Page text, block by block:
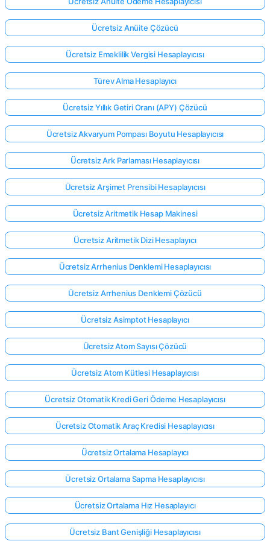
Ücretsiz Anüite Çözücü
Ücretsiz Emeklilik Vergisi Hesaplayıcısı
Türev Alma Hesaplayıcı
Ücretsiz Yıllık Getiri Oranı (APY) Çözücü
Ücretsiz Akvaryum Pompası Boyutu Hesaplayıcısı
Ücretsiz Ark Parlaması Hesaplayıcısı
Ücretsiz Arşimet Prensibi Hesaplayıcısı
Ücretsiz Aritmetik Hesap Makinesi
Ücretsiz Aritmetik Dizi Hesaplayıcı
Ücretsiz Arrhenius Denklemi Hesaplayıcısı
Ücretsiz Arrhenius Denklemi Çözücü
Ücretsiz Asimptot Hesaplayıcı
Ücretsiz Atom Sayısı Çözücü
Ücretsiz Atom Kütlesi Hesaplayıcısı
Ücretsiz Otomatik Kredi Geri Ödeme Hesaplayıcısı
Ücretsiz Otomatik Araç Kredisi Hesaplayıcısı
Ücretsiz Ortalama Hesaplayıcı
Ücretsiz Ortalama Sapma Hesaplayıcısı
Ücretsiz Ortalama Hız Hesaplayıcı
Ücretsiz Bant Genişliği Hesaplayıcısı